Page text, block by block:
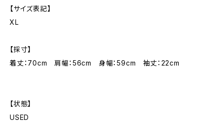
【サイズ表記】
XL
【採寸】
着丈：70cm 肩幅：56cm 身幅：59cm 袖丈：22cm
【状態】
USED